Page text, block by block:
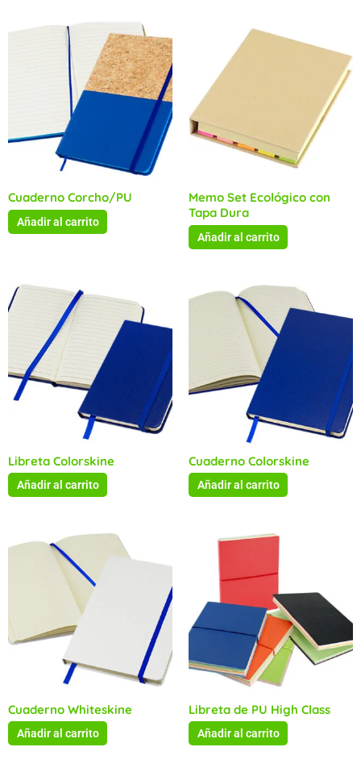
Cuaderno Corcho/PU
Añadir al carrito
Memo Set Ecológico con
Tapa Dura
Añadir al carrito
Libreta Colorskine
Añadir al carrito
Cuaderno Colorskine
Añadir al carrito
Cuaderno Whiteskine
Añadir al carrito
Libreta de PU High Class
Añadir al carrito